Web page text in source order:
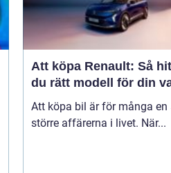
Att köpa Renault: Så
du rätt modell för din
Att köpa bil är för många en
större affärerna i livet. När...